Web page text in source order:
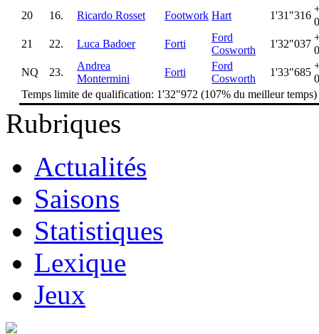
20
16. Ricardo Rosset Footwork Hart 1'31"316
21
22. Luca Badoer Forti
Ford
Cosworth
1'32"037
NQ
23.
Andrea
Montermini
Forti
Ford
Cosworth
1'33"685
Temps limite de qualification: 1'32"972 (107% du meilleur temps)
Rubriques
Actualités
Saisons
Statistiques
Lexique
Jeux